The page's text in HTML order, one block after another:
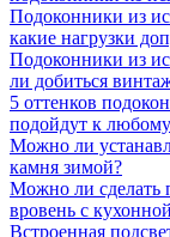
Подоконники из
какие нагрузки
Подоконники из
ли добиться
5 оттенков
подойдут к
Можно ли
камня зимой?
Можно ли сделать
вровень с
Встроенная